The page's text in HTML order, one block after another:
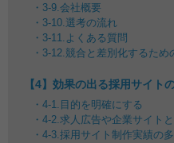
3-9.会社概要
3-10.選考の流れ
3-11.よくある質問
3-12.競合と差別化するため
【4】効果の出る採用サイト
4-1.目的を明確にする
4-2.求人広告や企業サイト
4-3.採用サイト制作実績の